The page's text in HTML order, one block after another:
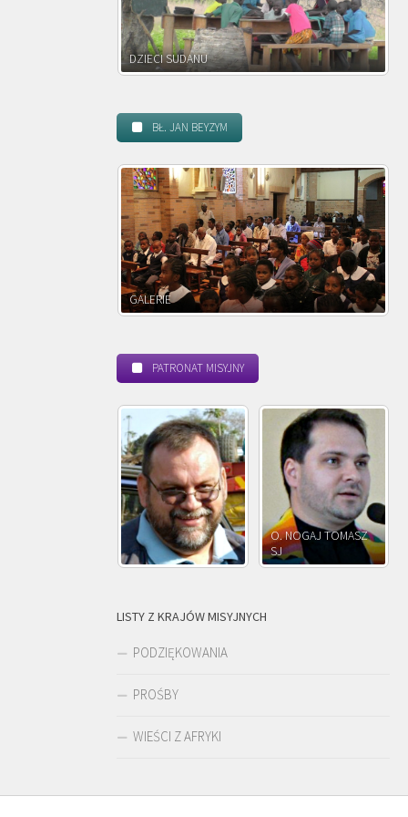
DZIECI ZAMBII
BŁ. JAN BEYZYM
POWOŁANIE MISYJNE
PATRONAT MISYJNY
O. JÓZEF OLEKSY SJ
O. JÓZEF
PAWŁOWSKI SJ
LISTY Z KRAJÓW MISYJNYCH
PODZIĘKOWANIA
PROŚBY
WIEŚCI Z AFRYKI